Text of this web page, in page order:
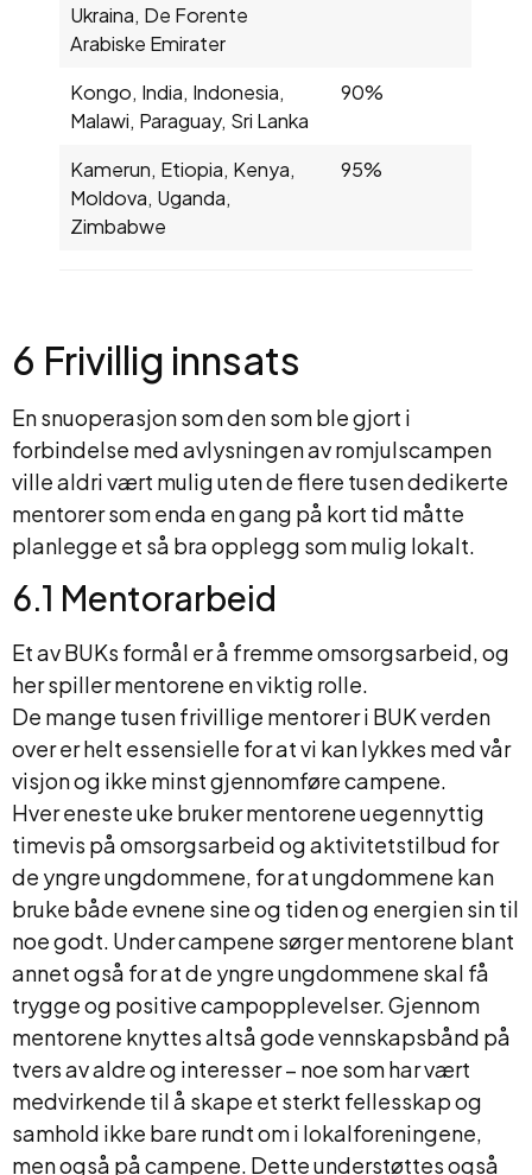
Ukraina, De Forente
Arabiske Emirater
Kongo, India, Indonesia,
Malawi, Paraguay, Sri Lanka
90%
Kamerun, Etiopia, Kenya,
Moldova, Uganda,
Zimbabwe
95%
6 Frivillig innsats
En snuoperasjon som den som ble gjort i
forbindelse med avlysningen av romjulscampen
ville aldri vært mulig uten de flere tusen dedikerte
mentorer som enda en gang på kort tid måtte
planlegge et så bra opplegg som mulig lokalt.
6.1 Mentorarbeid
Et av BUKs formål er å fremme omsorgsarbeid, og
her spiller mentorene en viktig rolle.
De mange tusen frivillige mentorer i BUK verden
over er helt essensielle for at vi kan lykkes med vår
visjon og ikke minst gjennomføre campene.
Hver eneste uke bruker mentorene uegennyttig
timevis på omsorgsarbeid og aktivitetstilbud for
de yngre ungdommene, for at ungdommene kan
bruke både evnene sine og tiden og energien sin til
noe godt. Under campene sørger mentorene blant
annet også for at de yngre ungdommene skal få
trygge og positive campopplevelser. Gjennom
mentorene knyttes altså gode vennskapsbånd på
tvers av aldre og interesser – noe som har vært
medvirkende til å skape et sterkt fellesskap og
samhold ikke bare rundt om i lokalforeningene,
men også på campene. Dette understøttes også